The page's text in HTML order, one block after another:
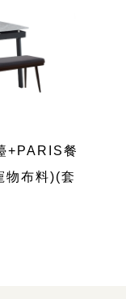
+PARIS餐
物布料)(套